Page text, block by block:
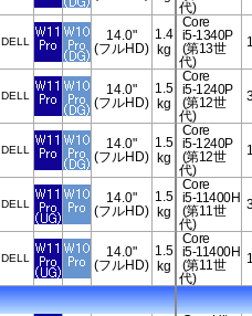
代)
DELL
14.0"
(フルHD)
1.4
kg
Core
i5-1340P
(第13世
代)
DELL
14.0"
(フルHD)
1.5
kg
Core
i5-1240P
(第12世
代)
DELL
14.0"
(フルHD)
1.5
kg
Core
i5-1240P
(第12世
代)
DELL
14.0"
(フルHD)
1.5
kg
Core
i5-11400H
(第11世
代)
DELL
14.0"
(フルHD)
1.5
kg
Core
i5-11400H
(第11世
代)